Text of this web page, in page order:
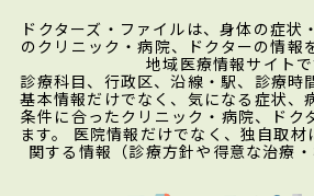
ドクターズ・ファイルは、身体の症状
のクリニック・病院、ドクターの情報
地域医療情報サイトで
診療科目、行政区、沿線・駅、診療時
基本情報だけでなく、気になる症状、
条件に合ったクリニック・病院、ドク
ます。 医院情報だけでなく、独自取材
関する情報（診療方針や得意な治療・